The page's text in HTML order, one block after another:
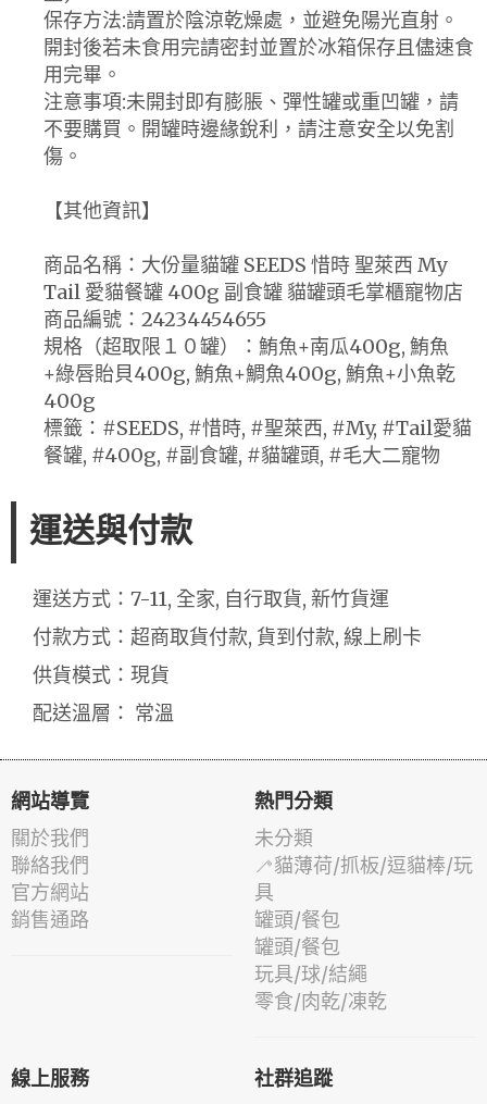
保存方法:請置於陰涼乾燥處，並避免陽光直射。
開封後若未食用完請密封並置於冰箱保存且儘速食
用完畢。
注意事項:未開封即有膨脹、彈性罐或重凹罐，請
不要購買。開罐時邊緣銳利，請注意安全以免割
傷。
【其他資訊】
商品名稱：大份量貓罐 SEEDS 惜時 聖萊西 My
Tail 愛貓餐罐 400g 副食罐 貓罐頭毛掌櫃寵物店
商品編號：24234454655
規格（超取限１０罐）：鮪魚+南瓜400g, 鮪魚
+綠唇貽貝400g, 鮪魚+鯛魚400g, 鮪魚+小魚乾
400g
標籤：#SEEDS, #惜時, #聖萊西, #My, #Tail愛貓
餐罐, #400g, #副食罐, #貓罐頭, #毛大二寵物
運送與付款
運送方式：7-11, 全家, 自行取貨, 新竹貨運
付款方式：超商取貨付款, 貨到付款, 線上刷卡
供貨模式：現貨
配送溫層： 常溫
網站導覽
關於我們
聯絡我們
官方網站
銷售通路
熱門分類
未分類
🦯貓薄荷/抓板/逗貓棒/玩
具
罐頭/餐包
罐頭/餐包
玩具/球/結繩
零食/肉乾/凍乾
線上服務 社群追蹤